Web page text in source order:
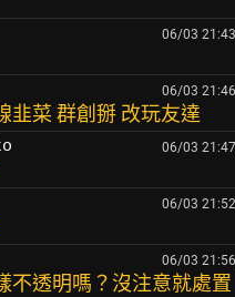
06/03
06/03
韭菜 群創掰 改玩友達
06/03
06/03
06/03
不透明嗎？沒注意就處置